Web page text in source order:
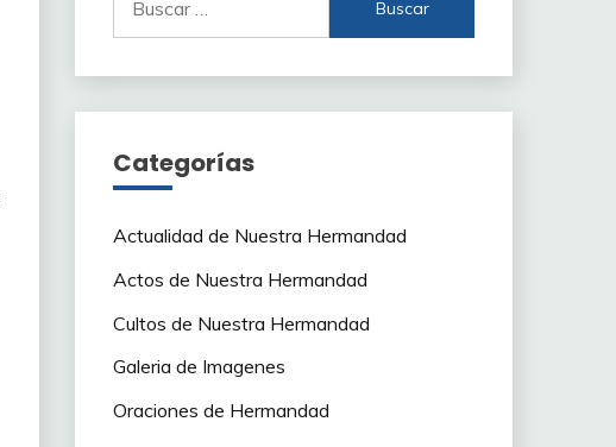
Categorías
Actualidad de Nuestra Hermandad
Actos de Nuestra Hermandad
Cultos de Nuestra Hermandad
Galeria de Imagenes
Oraciones de Hermandad